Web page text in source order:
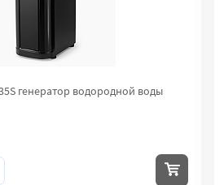
генератор водородной воды